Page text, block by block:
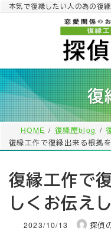
へ
ス
キ
ッ
プ
ョ
ン
に
移
動
本気で復縁したい人の為の復
復
HOME 復縁屋blog
復縁工作で復縁出来る根拠
復縁工作で
しくお伝え
2023/10/13 探偵